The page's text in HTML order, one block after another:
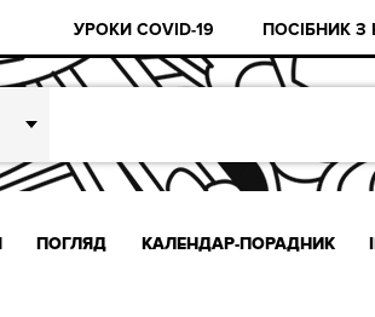
УРОКИ COVID-19 ПОСІБНИК З
ПОГЛЯД КАЛЕНДАР-ПОРАДНИК